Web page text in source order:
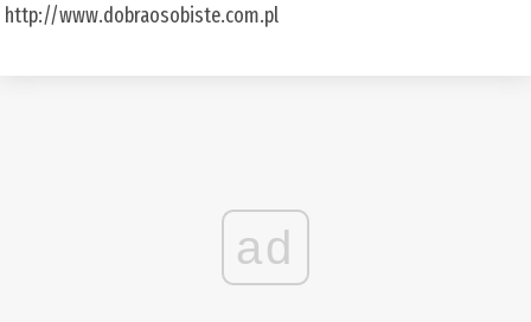
http://www.dobraosobiste.com.pl
ad